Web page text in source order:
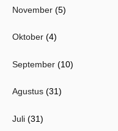
November (5)
Oktober (4)
September (10)
Agustus (31)
Juli (31)